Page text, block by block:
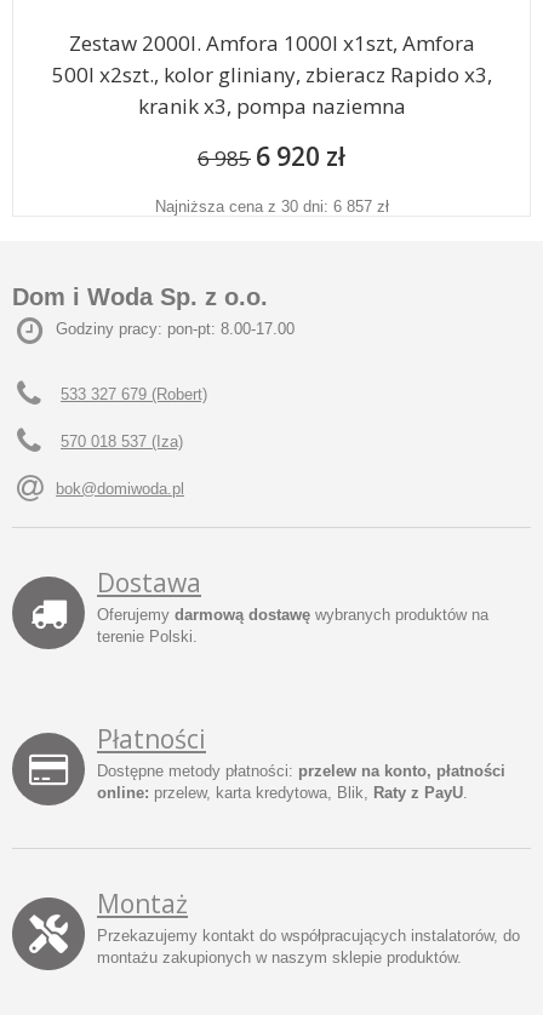
Zestaw 2000l. Amfora 1000l x1szt, Amfora
500l x2szt., kolor gliniany, zbieracz Rapido x3,
kranik x3, pompa naziemna
6 985 6 920 zł
Najniższa cena z 30 dni: 6 857 zł
Dom i Woda Sp. z o.o.
Godziny pracy: pon-pt: 8.00-17.00
533 327 679 (Robert)
570 018 537 (Iza)
bok@domiwoda.pl
Dostawa
Oferujemy darmową dostawę wybranych produktów na
terenie Polski.
Płatności
Dostępne metody płatności: przelew na konto, płatności
online: przelew, karta kredytowa, Blik, Raty z PayU
Montaż
Przekazujemy kontakt do współpracujących instalatorów, do
montażu zakupionych w naszym sklepie produktów.